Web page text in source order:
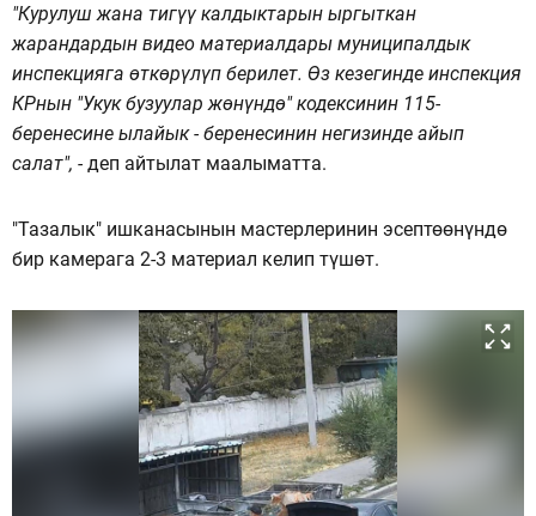
"Курулуш жана тигүү калдыктарын ыргыткан
жарандардын видео материалдары муниципалдык
инспекцияга өткөрүлүп берилет. Өз кезегинде инспекция
КРнын "Укук бузуулар жөнүндө" кодексинин 115-
беренесине ылайык - беренесинин негизинде айып
салат", - деп айтылат маалыматта.
"Тазалык" ишканасынын мастерлеринин эсептөөнүндө
бир камерага 2-3 материал келип түшөт.